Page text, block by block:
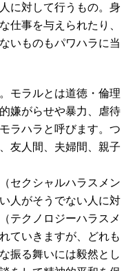
に対して行うもの。身
仕事を与えられたり、
いものもパワハラに当
モラルとは道徳・倫理
嫌がらせや暴力、虐待
ラハラと呼びます。つ
友人間、夫婦間、親子
セクシャルハラスメン
人がそうでない人に対
テクノロジーハラスメ
ていきますが、どれも
振る舞いには毅然とし